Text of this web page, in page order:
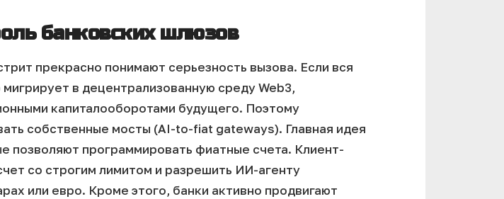
банковских шлюзов
прекрасно понимают серьезность вызова. Если вся
в децентрализованную среду Web3,
капиталооборотами будущего. Поэтому
собственные мосты (AI-to-fiat gateways). Главная идея
позволяют программировать фиатные счета. Клиент-
со строгим лимитом и разрешить ИИ-агенту
или евро. Кроме этого, банки активно продвигают